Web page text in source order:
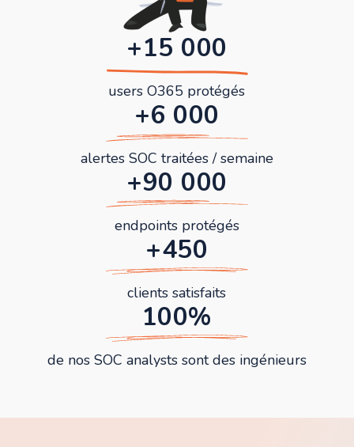
+15 000
users O365 protégés
+6 000
alertes SOC traitées / semaine
+90 000
endpoints protégés
+450
clients satisfaits
100%
de nos SOC analysts sont des ingénieurs